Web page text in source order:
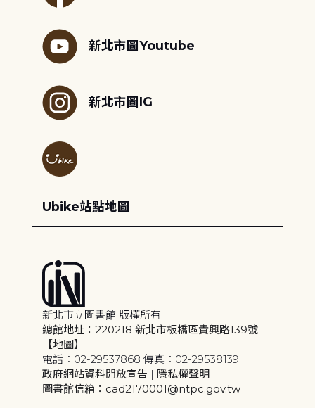
新北市圖Youtube
新北市圖IG
Ubike站點地圖
新北市立圖書館 版權所有
總館地址：220218 新北市板橋區貴興路139號
【地圖】
電話：02-29537868 傳真：02-29538139
政府網站資料開放宣告 | 隱私權聲明
圖書館信箱：cad2170001@ntpc.gov.tw